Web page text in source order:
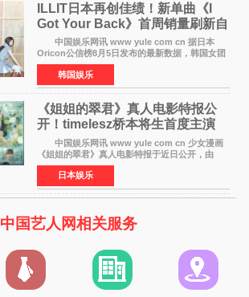
ILLIT日本再创佳绩！新单曲《I
Got Your Back》首周销量刷新自
身纪录
中国娱乐网讯 www yule com cn 据日本
Oricon公信榜8月5日发布的最新数据，韩国女团
ILLIT在日本发行的第二张单曲《I Got Your
Back》首周销量达到71,009张，成功跻身最新一
期周单曲排行
韩国娱乐
《姐姐的翠君》真人电影特报公
开！timelesz桥本将生首度主演
12月4日上映
中国娱乐网讯 www yule com cn 少女漫画
《姐姐的翠君》真人电影特报于近日公开，由
timelesz成员桥本将生担任主演，这也是他首次
担任电影主演，引发高度关注。 女高中生咲
苗翠（中岛瑠菜
日本娱乐
中国艺人网相关服务